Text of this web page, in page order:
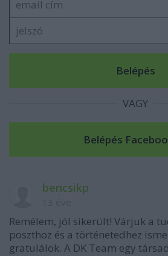
VAGY
bencsikp
Remélem, jól sikerült! Várjuk a
poszthoz és a történetedhez
gratulálok. A DK Team egy